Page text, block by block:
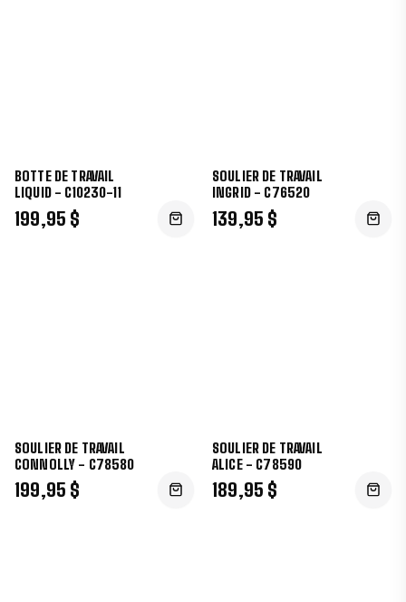
BOTTE DE TRAVAIL
LIQUID - C10230-11
199,95 $
SOULIER DE TRAVAIL
INGRID - C76520
139,95 $
SOULIER DE TRAVAIL
CONNOLLY - C78580
199,95 $
SOULIER DE TRAVAIL
ALICE - C78590
189,95 $